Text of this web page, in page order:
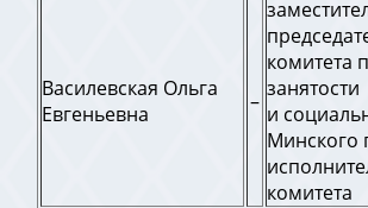
Василевская Ольга
Евгеньевна
–
комитета
занятости
и
Минского
комитета